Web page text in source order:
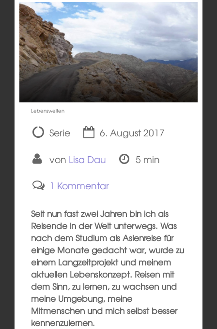
Lebenswelten
Serie
6. August 2017
von Lisa Dau
5 min
1 Kommentar
Seit nun fast zwei Jahren bin ich als
Reisende in der Welt unterwegs. Was
nach dem Studium als Asienreise für
einige Monate gedacht war, wurde zu
einem Langzeitprojekt und meinem
aktuellen Lebenskonzept. Reisen mit
dem Sinn, zu lernen, zu wachsen und
meine Umgebung, meine
Mitmenschen und mich selbst besser
kennenzulernen.